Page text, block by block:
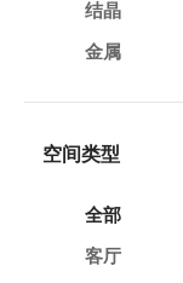
结晶
金属
空间类型
全部
客厅